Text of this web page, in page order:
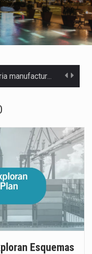
La industria manufacturera de exportación afiliada a Index en Nuevo León ha alcanzado hasta 10%…
El Tribunal Federal de Justicia Administrativa (TFJA), a través de su Segunda Sala Regional en…
El Gobierno de Estados Unidos ha procesado la devolución de aproximadamente 100,000 millones de dólares…
El mercado laboral mexicano muestra un proceso de precarización sin señales de mejora, según el…
Esquemas